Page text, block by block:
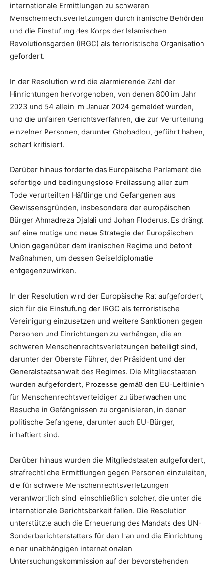
internationale Ermittlungen zu schweren
Menschenrechtsverletzungen durch iranische Behörden
und die Einstufung des Korps der Islamischen
Revolutionsgarden (IRGC) als terroristische Organisation
gefordert.
In der Resolution wird die alarmierende Zahl der
Hinrichtungen hervorgehoben, von denen 800 im Jahr
2023 und 54 allein im Januar 2024 gemeldet wurden,
und die unfairen Gerichtsverfahren, die zur Verurteilung
einzelner Personen, darunter Ghobadlou, geführt haben,
scharf kritisiert.
Darüber hinaus forderte das Europäische Parlament die
sofortige und bedingungslose Freilassung aller zum
Tode verurteilten Häftlinge und Gefangenen aus
Gewissensgründen, insbesondere der europäischen
Bürger Ahmadreza Djalali und Johan Floderus. Es drängt
auf eine mutige und neue Strategie der Europäischen
Union gegenüber dem iranischen Regime und betont
Maßnahmen, um dessen Geiseldiplomatie
entgegenzuwirken.
In der Resolution wird der Europäische Rat aufgefordert,
sich für die Einstufung der IRGC als terroristische
Vereinigung einzusetzen und weitere Sanktionen gegen
Personen und Einrichtungen zu verhängen, die an
schweren Menschenrechtsverletzungen beteiligt sind,
darunter der Oberste Führer, der Präsident und der
Generalstaatsanwalt des Regimes. Die Mitgliedstaaten
wurden aufgefordert, Prozesse gemäß den EU-Leitlinien
für Menschenrechtsverteidiger zu überwachen und
Besuche in Gefängnissen zu organisieren, in denen
politische Gefangene, darunter auch EU-Bürger,
inhaftiert sind.
Darüber hinaus wurden die Mitgliedstaaten aufgefordert,
strafrechtliche Ermittlungen gegen Personen einzuleiten,
die für schwere Menschenrechtsverletzungen
verantwortlich sind, einschließlich solcher, die unter die
internationale Gerichtsbarkeit fallen. Die Resolution
unterstützte auch die Erneuerung des Mandats des UN-
Sonderberichterstatters für den Iran und die Einrichtung
einer unabhängigen internationalen
Untersuchungskommission auf der bevorstehenden